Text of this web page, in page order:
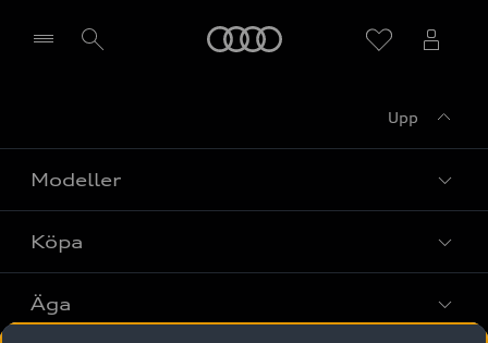
Upp
Modeller
Alla modeller
Elbilar
Köpa
Privaterbjudanden
Äga